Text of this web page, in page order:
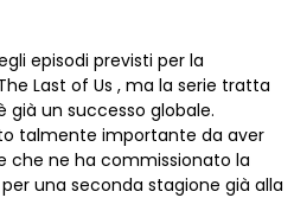
episodi previsti per la
Last of Us , ma la serie tratta
già un successo globale.
talmente importante da aver
che ne ha commissionato la
una seconda stagione già alla